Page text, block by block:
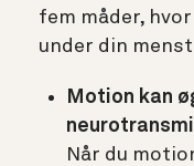
fem måder,
under din
Motion kan
Når du